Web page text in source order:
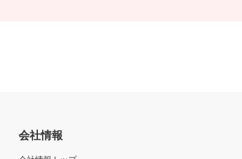
会社情報